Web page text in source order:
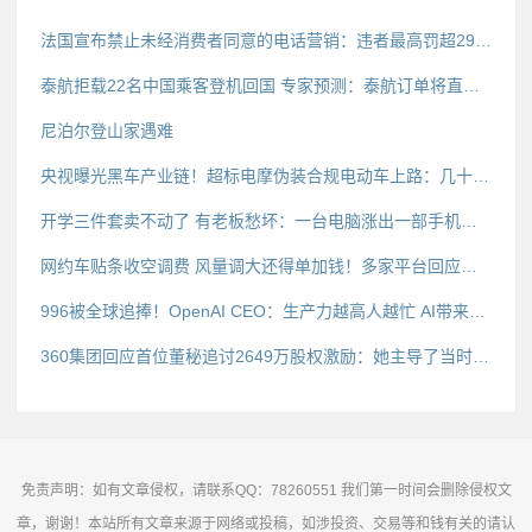
法国宣布禁止未经消费者同意的电话营销：违者最高罚超290万
泰航拒载22名中国乘客登机回国 专家预测：泰航订单将直接受损
尼泊尔登山家遇难
央视曝光黑车产业链！超标电摩伪装合规电动车上路：几十元假牌想瞒天过海
开学三件套卖不动了 有老板愁坏：一台电脑涨出一部手机的钱
网约车贴条收空调费 风量调大还得单加钱！多家平台回应：不允许
996被全球追捧！OpenAI CEO：生产力越高人越忙 AI带来4天工作制别想了
360集团回应首位董秘追讨2649万股权激励：她主导了当时的规则设计 支持她依法解决争议
免责声明：如有文章侵权，请联系QQ：78260551 我们第一时间会删除侵权文
章，谢谢！本站所有文章来源于网络或投稿，如涉投资、交易等和钱有关的请认